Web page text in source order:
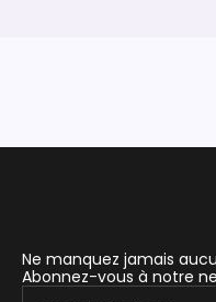
Ne manquez jamais
Abonnez-vous à notre